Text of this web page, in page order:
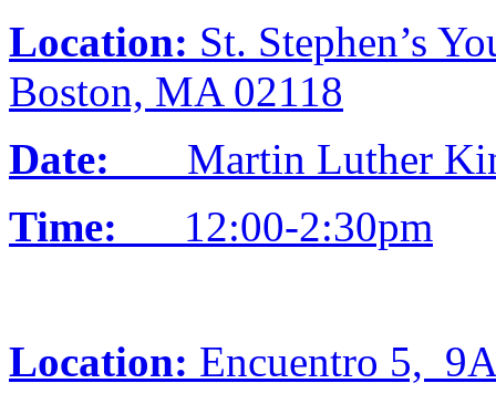
Location: St. Stephen’s
Boston, MA 02118
Date: Martin Luther
Time: 12:00-2:30pm
Location: Encuentro 5,